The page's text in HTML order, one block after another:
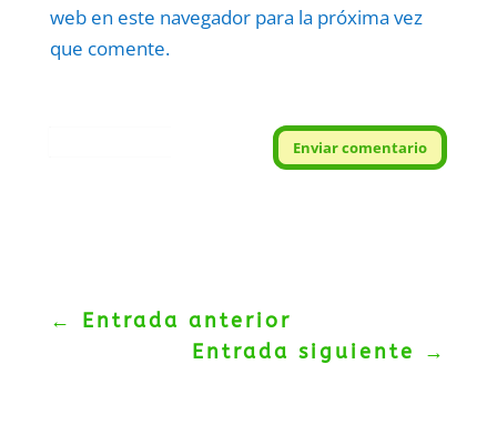
web en este navegador para la próxima vez
que comente.
Enviar comentario
← Entrada anterior
Entrada siguiente
→